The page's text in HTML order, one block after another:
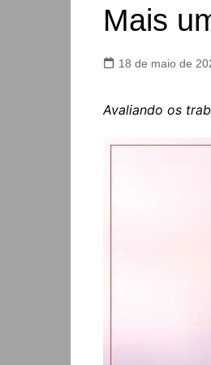
Mais
18 de maio de
Avaliando os